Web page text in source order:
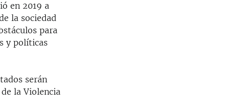
en 2019 a
la sociedad
para
y políticas
serán
la Violencia